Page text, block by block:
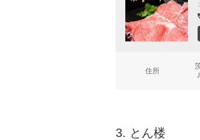
住所
3. とん楼